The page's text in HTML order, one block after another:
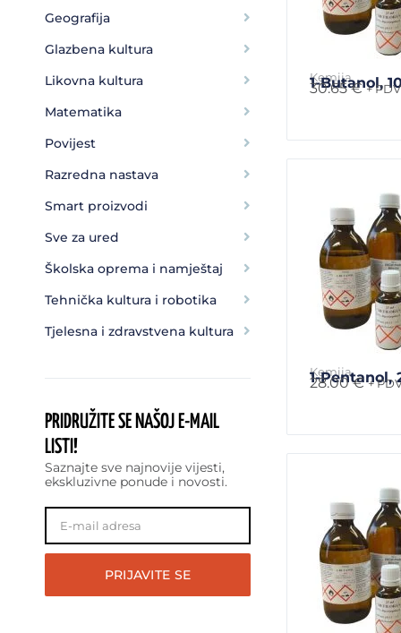
Geografija
Glazbena kultura
Likovna kultura
Matematika
Povijest
Razredna nastava
Smart proizvodi
Sve za ured
Školska oprema i namještaj
Tehnička kultura i robotika
Tjelesna i zdravstvena kultura
PRIDRUŽITE SE NAŠOJ E-MAIL
LISTI!
Saznajte sve najnovije vijesti,
ekskluzivne ponude i novosti.
PRIJAVITE SE
Kemija
1-Butanol,
30.65€ + PDV
Kemija
1-Pentanol,
28.00€ +